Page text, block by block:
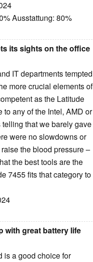
Ausstattung: 80%
its sights on the office
IT departments tempted
more crucial elements of
as the Latitude
any of the Intel, AMD or
that we barely gave
were no slowdowns or
the blood pressure –
the best tools are the
7455 fits that category to
with great battery life
is a good choice for